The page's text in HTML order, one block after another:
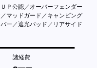
Ｐ公認／オーバーフェンダー
マッドガード／キャンピング
ー／遮光パッド／リアサイド
諸経費